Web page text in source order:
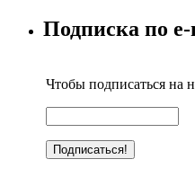
Подписка по
Чтобы подписаться на